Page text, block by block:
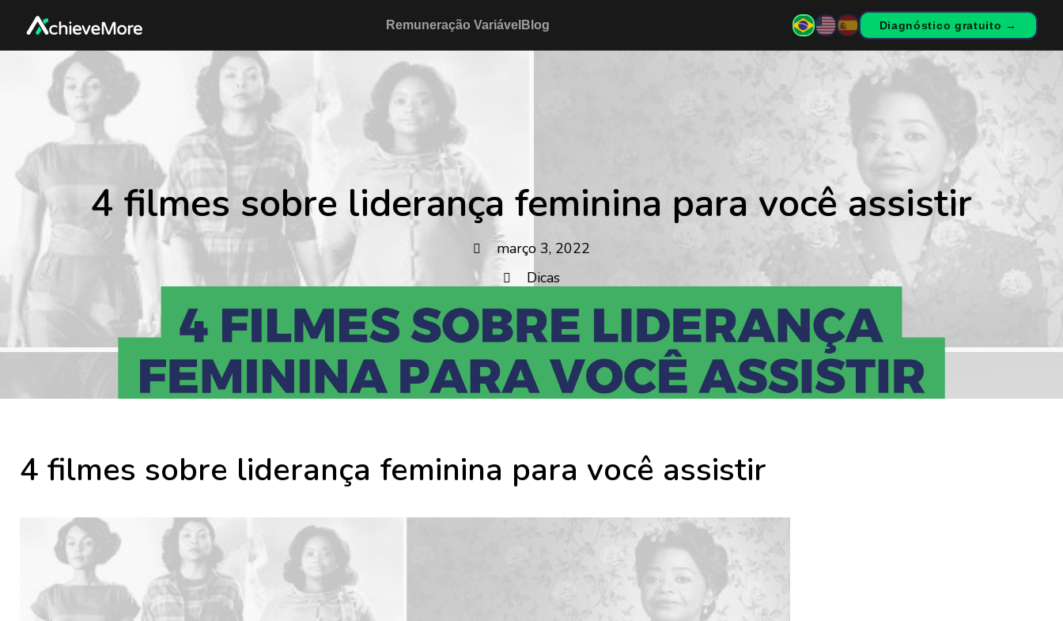
Remuneração Variável Blog Diagnóstico gratuito →
4 filmes sobre liderança feminina para você assistir
março 3, 2022
Dicas
4 filmes sobre liderança feminina para você assistir